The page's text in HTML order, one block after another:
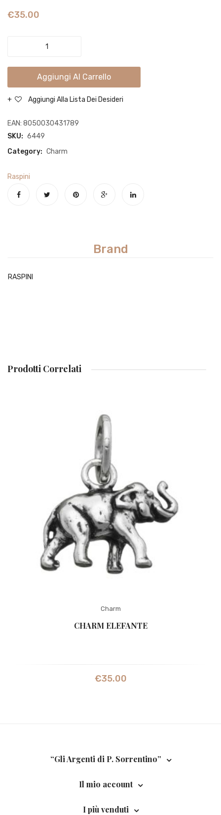
€35.00
MARINO
quantityAggiungi Al Carrello
Aggiungi Alla Lista Dei Desideri
EAN: 8050030431789
SKU: 6449
Category: Charm
Raspini
Brand
RASPINI
Prodotti Correlati
Charm
CHARM ELEFANTE
€35.00
“Gli Argenti di P. Sorrentino”
Il mio account
I più venduti